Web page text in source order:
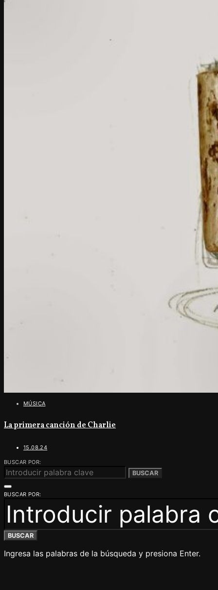
MÚSICA
La primera canción de Charlie
15.08.24
BUSCAR POR:
BUSCAR
BUSCAR POR:
BUSCAR
Ingresa las palabras de la búsqueda y presiona Enter.